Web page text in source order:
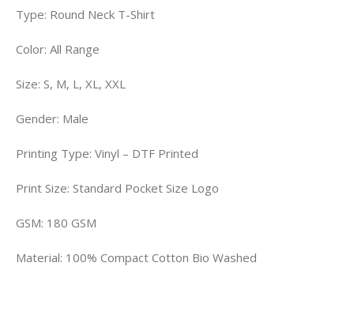
Type: Round Neck T-Shirt
Color: All Range
Size: S, M, L, XL, XXL
Gender: Male
Printing Type: Vinyl – DTF Printed
Print Size: Standard Pocket Size Logo
GSM: 180 GSM
Material: 100% Compact Cotton Bio Washed